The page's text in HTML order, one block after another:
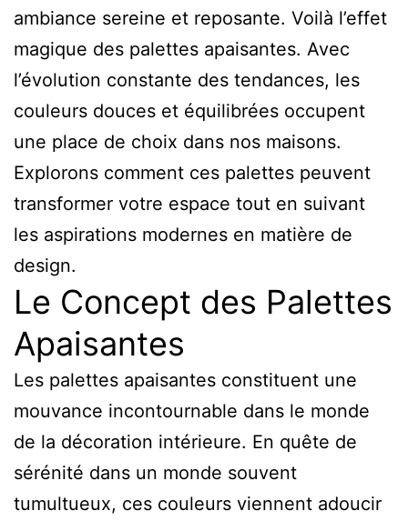
ambiance sereine et reposante. Voilà l’effet
magique des palettes apaisantes. Avec
l’évolution constante des tendances, les
couleurs douces et équilibrées occupent
une place de choix dans nos maisons.
Explorons comment ces palettes peuvent
transformer votre espace tout en suivant
les aspirations modernes en matière de
design.
Le Concept des Palettes
Apaisantes
Les palettes apaisantes constituent une
mouvance incontournable dans le monde
de la décoration intérieure. En quête de
sérénité dans un monde souvent
tumultueux, ces couleurs viennent adoucir